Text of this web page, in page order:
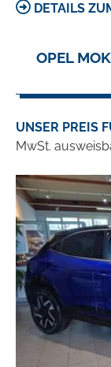
DETAILS
OPEL
UNSER PREIS
MwSt.